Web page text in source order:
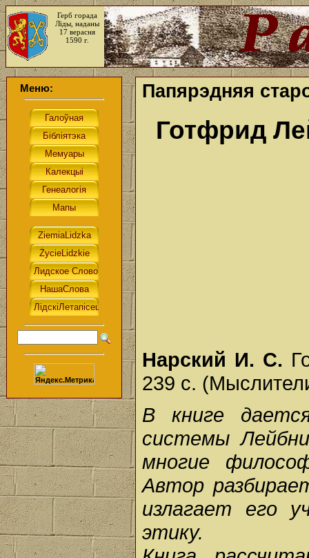
Герб горада
Ліды, наданы
17 верасня
1590 г.
Меню: Папярэдняя
Готфрид
Нарский И. С.
239 с.
В книге
системы
многие
Автор
излагает его
этику.